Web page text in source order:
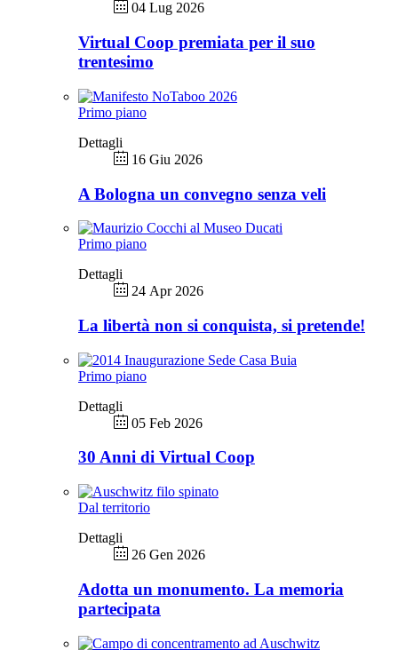
04 Lug 2026
Virtual Coop premiata per il suo
trentesimo
Primo piano
Dettagli
16 Giu 2026
A Bologna un convegno senza veli
Primo piano
Dettagli
24 Apr 2026
La libertà non si conquista, si pretende!
Primo piano
Dettagli
05 Feb 2026
30 Anni di Virtual Coop
Dal territorio
Dettagli
26 Gen 2026
Adotta un monumento. La memoria
partecipata